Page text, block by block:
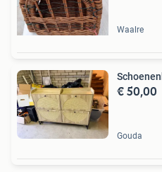
Waalre
€ 50,00
Gouda